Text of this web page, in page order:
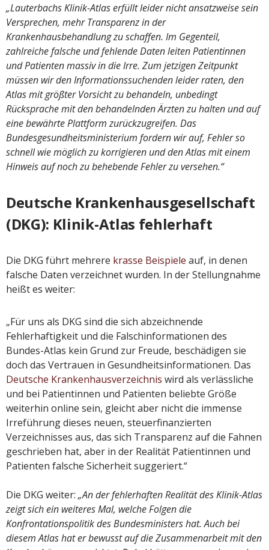
„Lauterbachs Klinik-Atlas erfüllt leider nicht ansatzweise sein
Versprechen, mehr Transparenz in der
Krankenhausbehandlung zu schaffen. Im Gegenteil,
zahlreiche falsche und fehlende Daten leiten Patientinnen
und Patienten massiv in die Irre. Zum jetzigen Zeitpunkt
müssen wir den Informationssuchenden leider raten, den
Atlas mit größter Vorsicht zu behandeln, unbedingt
Rücksprache mit den behandelnden Ärzten zu halten und auf
eine bewährte Plattform zurückzugreifen. Das
Bundesgesundheitsministerium fordern wir auf, Fehler so
schnell wie möglich zu korrigieren und den Atlas mit einem
Hinweis auf noch zu behebende Fehler zu versehen.“
Deutsche Krankenhausgesellschaft
(DKG): Klinik-Atlas fehlerhaft
Die DKG führt mehrere krasse Beispiele auf, in denen
falsche Daten verzeichnet wurden. In der Stellungnahme
heißt es weiter:
„Für uns als DKG sind die sich abzeichnende
Fehlerhaftigkeit und die Falschinformationen des
Bundes-Atlas kein Grund zur Freude, beschädigen sie
doch das Vertrauen in Gesundheitsinformationen. Das
Deutsche Krankenhausverzeichnis wird als verlässliche
und bei Patientinnen und Patienten beliebte Größe
weiterhin online sein, gleicht aber nicht die immense
Irreführung dieses neuen, steuerfinanzierten
Verzeichnisses aus, das sich Transparenz auf die Fahnen
geschrieben hat, aber in der Realität Patientinnen und
Patienten falsche Sicherheit suggeriert.“
Die DKG weiter: „An der fehlerhaften Realität des Klinik-Atlas
zeigt sich ein weiteres Mal, welche Folgen die
Konfrontationspolitik des Bundesministers hat. Auch bei
diesem Atlas hat er bewusst auf die Zusammenarbeit mit den